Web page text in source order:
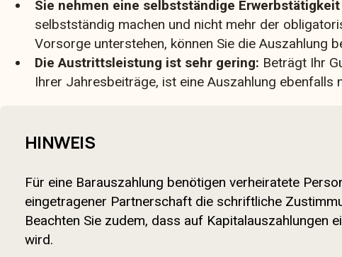
Sie nehmen eine selbstständige Erwerbstätigkeit
selbstständig machen und nicht mehr der
Vorsorge unterstehen, können Sie die Auszahlung
Die Austrittsleistung ist sehr gering: Beträgt Ihr
Ihrer Jahresbeiträge, ist eine Auszahlung ebenfalls
HINWEIS
Für eine Barauszahlung benötigen verheiratete
eingetragener Partnerschaft die schriftliche
Beachten Sie zudem, dass auf Kapitalauszahlungen
wird.